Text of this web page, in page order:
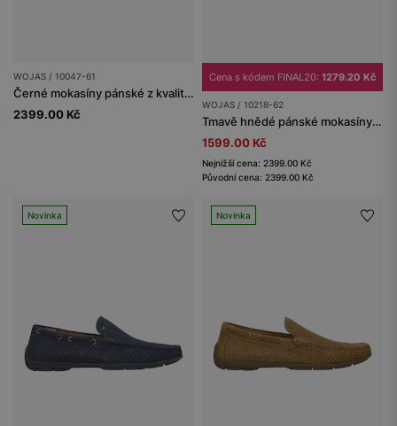
WOJAS / 10047-61
Černé mokasíny pánské z kvalitní velurové kůže
2399.00 Kč
Cena s kódem FINAL20: 1279.20 Kč
WOJAS / 10218-62
Tmavě hnědé pánské mokasíny na bílé podrážce
1599.00 Kč
Nejnižší cena: 2399.00 Kč
Původní cena: 2399.00 Kč
Novinka Novinka